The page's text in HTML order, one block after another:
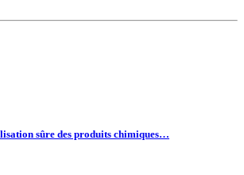
sûre des produits chimiques…